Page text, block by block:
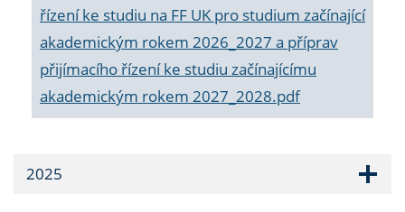
řízení ke studiu na FF UK pro studium začínající
akademickým rokem 2026_2027 a příprav
přijímacího řízení ke studiu začínajícímu
akademickým rokem 2027_2028.pdf
2025